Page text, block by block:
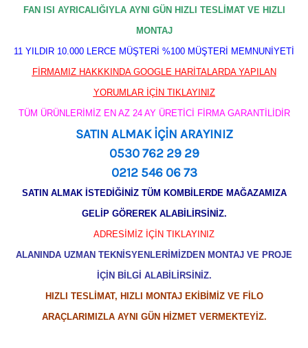
FAN ISI AYRICALIĞIYLA AYNI GÜN HIZLI TESLİMAT VE HIZLI
MONTAJ
11 YILDIR 10.000 LERCE MÜŞTERİ %100 MÜŞTERİ MEMNUNİYETİ
FİRMAMIZ HAKKKINDA GOOGLE HARİTALARDA YAPILAN
YORUMLAR İÇİN TIKLAYINIZ
TÜM ÜRÜNLERİMİZ EN AZ 24 AY ÜRETİCİ FİRMA GARANTİLİDİR
SATIN ALMAK İÇİN ARAYINIZ
0530 762 29 29
0212 546 06 73
SATIN ALMAK İSTEDİĞİNİZ TÜM KOMBİLERDE MAĞAZAMIZA
GELİP GÖREREK ALABİLİRSİNİZ.
ADRESİMİZ İÇİN TIKLAYINIZ
ALANINDA UZMAN TEKNİSYENLERİMİZDEN MONTAJ VE PROJE
İÇİN BİLGİ ALABİLİRSİNİZ.
HIZLI TESLİMAT, HIZLI MONTAJ EKİBİMİZ VE FİLO
ARAÇLARIMIZLA AYNI GÜN HİZMET VERMEKTEYİZ.